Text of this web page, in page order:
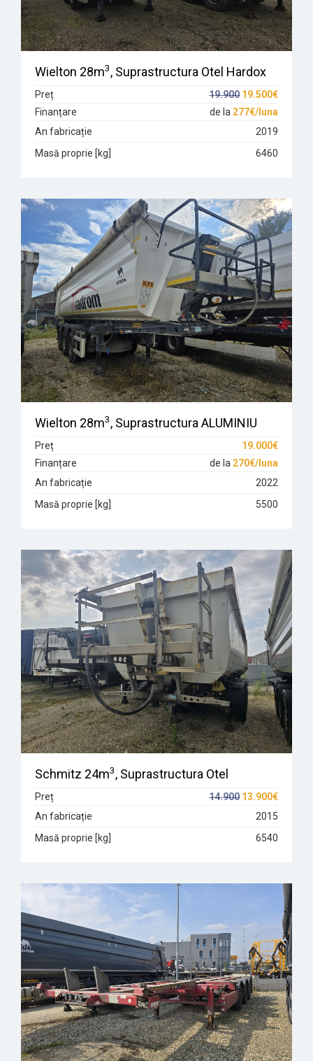
Wielton 28m3, Suprastructura Otel Hardox
Preț 19.900 19.500€
Finanțare
de la 277€/luna
An fabricație
2019
Masă proprie [kg]
6460
Wielton 28m3, Suprastructura ALUMINIU
Preț
19.000€
Finanțare
de la 270€/luna
An fabricație
2022
Masă proprie [kg]
5500
Schmitz 24m3, Suprastructura Otel
Preț 14.900 13.900€
An fabricație
2015
Masă proprie [kg]
6540